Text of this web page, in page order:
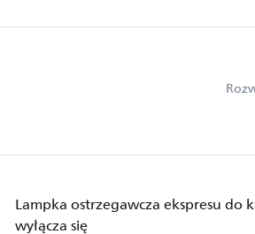
Lampka ostrzegawcza ekspresu do
wyłącza się